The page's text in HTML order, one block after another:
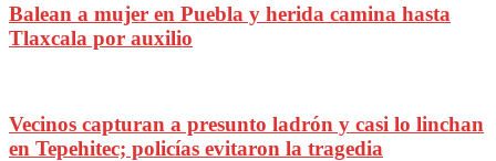
Balean a mujer en Puebla y herida camina hasta
Tlaxcala por auxilio
Vecinos capturan a presunto ladrón y casi lo linchan
en Tepehitec; policías evitaron la tragedia